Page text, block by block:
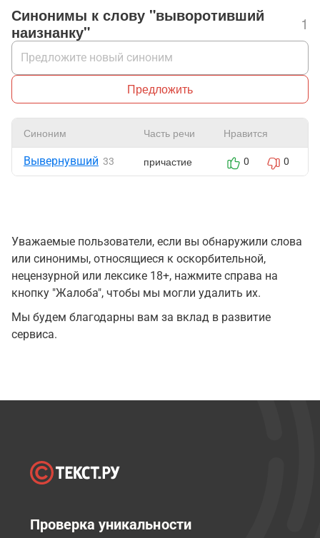
Синонимы к слову "выворотивший
наизнанку"
1
Предложить
Синоним Часть речи Нравится
Вывернувший 33 причастие 0 0
Уважаемые пользователи, если вы обнаружили слова
или синонимы, относящиеся к оскорбительной,
нецензурной или лексике 18+, нажмите справа на
кнопку "Жалоба", чтобы мы могли удалить их.
Мы будем благодарны вам за вклад в развитие
сервиса.
Проверка уникальности